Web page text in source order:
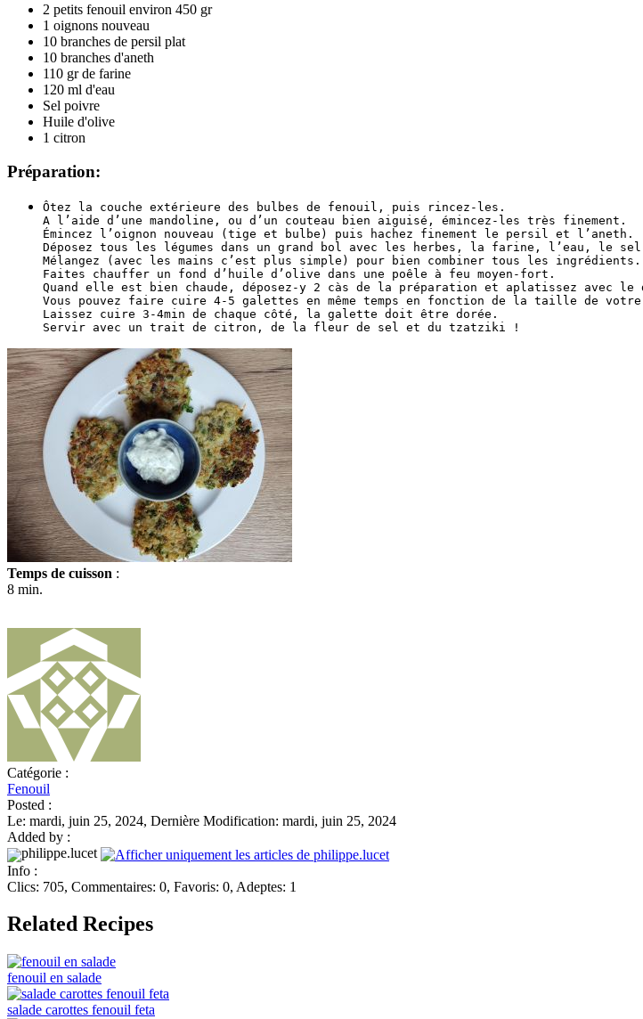
2 petits fenouil environ 450 gr
1 oignons nouveau
10 branches de persil plat
10 branches d'aneth
110 gr de farine
120 ml d'eau
Sel poivre
Huile d'olive
1 citron
Préparation:
Ôtez la couche extérieure des bulbes de fenouil, puis rincez-les.
A l’aide d’une mandoline, ou d’un couteau bien aiguisé, émincez-les très finement.
Émincez l’oignon nouveau (tige et bulbe) puis hachez finement le persil et l’aneth.
Déposez tous les légumes dans un grand bol avec les herbes, la farine, l’eau, le
Mélangez (avec les mains c’est plus simple) pour bien combiner tous les ingrédients.
Faites chauffer un fond d’huile d’olive dans une poêle à feu moyen-fort.
Quand elle est bien chaude, déposez-y 2 càs de la préparation et aplatissez avec
Vous pouvez faire cuire 4-5 galettes en même temps en fonction de la taille de
Laissez cuire 3-4min de chaque côté, la galette doit être dorée.
Temps de cuisson :
8 min.
Catégorie :
Fenouil
Posted :
Le: mardi, juin 25, 2024, Dernière Modification: mardi, juin 25, 2024
Added by :
philippe.lucet
Info :
Clics: 705, Commentaires: 0, Favoris: 0, Adeptes: 1
Related Recipes
fenouil en salade
salade carottes fenouil feta